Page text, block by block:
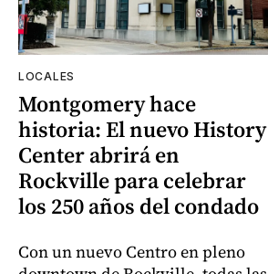
LOCALES
Montgomery hace
historia: El nuevo History
Center abrirá en
Rockville para celebrar
los 250 años del condado
Con un nuevo Centro en pleno